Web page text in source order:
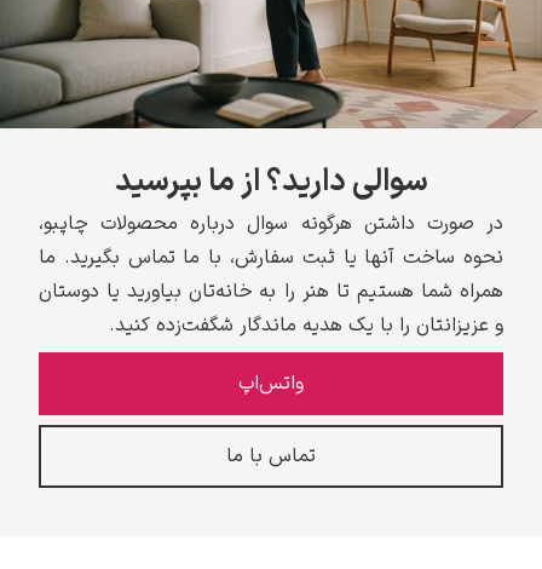
سوالی دارید؟ از ما بپرسید
در صورت داشتن هرگونه سوال درباره محصولات چاپبو،
نحوه ساخت آنها یا ثبت سفارش، با ما تماس بگیرید. ما
همراه شما هستیم تا هنر را به خانه‌تان بیاورید یا دوستان
و عزیزانتان را با یک هدیه ماندگار شگفت‌زده کنید.
واتس‌اپ
تماس با ما